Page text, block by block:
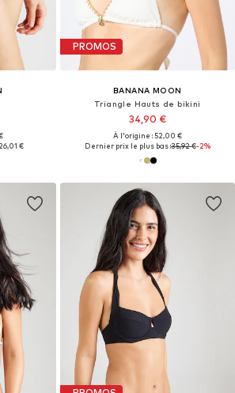
26,01 €
PROMOS
BANANA MOON
Triangle Hauts de bikini
34,90 €
À l'origine : 52,00 €
Dernier prix le plus bas :35,92 €-2%